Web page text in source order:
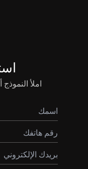
املأ